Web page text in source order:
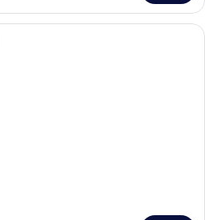
이집트산 면 시트, 고급 침구, 객실 내